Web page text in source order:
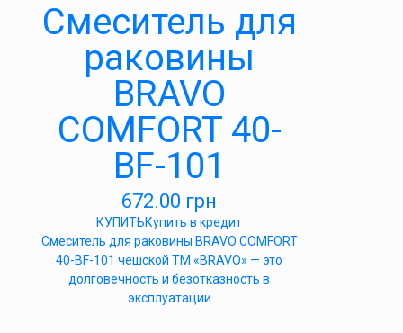
Cмеситель для
раковины
BRAVO
COMFORT 40-
BF-101
672.00 грн
КУПИТЬКупить в кредит
Cмеситель для раковины BRAVO COMFORT
40-BF-101 чешской ТМ «BRAVO» — это
долговечность и безотказность в
эксплуатации